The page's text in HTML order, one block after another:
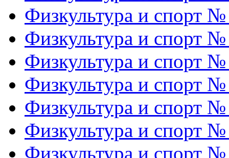
Физкультура и спорт
Физкультура и спорт
Физкультура и спорт
Физкультура и спорт
Физкультура и спорт
Физкультура и спорт
Физкультура и спорт